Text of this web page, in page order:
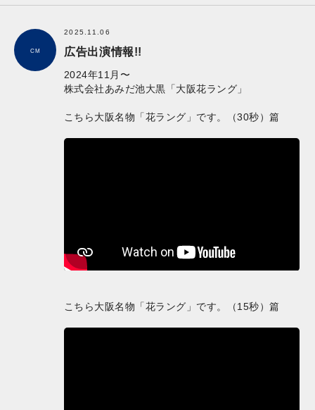
CM
2025.11.06
広告出演情報!!
2024年11月〜
株式会社あみだ池大黒「大阪花ラング」
こちら大阪名物「花ラング」です。（30秒）篇
こちら大阪名物「花ラング」です。（15秒）篇